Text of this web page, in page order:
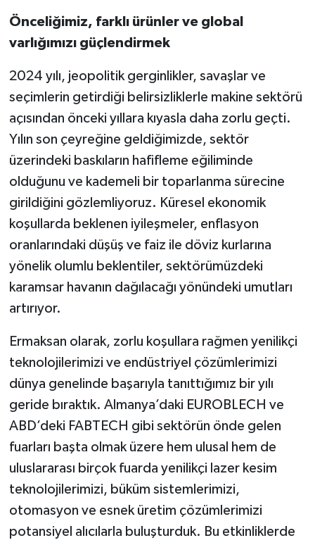
Önceliğimiz, farklı ürünler ve global
varlığımızı güçlendirmek
2024 yılı, jeopolitik gerginlikler, savaşlar ve
seçimlerin getirdiği belirsizliklerle makine sektörü
açısından önceki yıllara kıyasla daha zorlu geçti.
Yılın son çeyreğine geldiğimizde, sektör
üzerindeki baskıların hafifleme eğiliminde
olduğunu ve kademeli bir toparlanma sürecine
girildiğini gözlemliyoruz. Küresel ekonomik
koşullarda beklenen iyileşmeler, enflasyon
oranlarındaki düşüş ve faiz ile döviz kurlarına
yönelik olumlu beklentiler, sektörümüzdeki
karamsar havanın dağılacağı yönündeki umutları
artırıyor.
Ermaksan olarak, zorlu koşullara rağmen yenilikçi
teknolojilerimizi ve endüstriyel çözümlerimizi
dünya genelinde başarıyla tanıttığımız bir yılı
geride bıraktık. Almanya’daki EUROBLECH ve
ABD’deki FABTECH gibi sektörün önde gelen
fuarları başta olmak üzere hem ulusal hem de
uluslararası birçok fuarda yenilikçi lazer kesim
teknolojilerimizi, büküm sistemlerimizi,
otomasyon ve esnek üretim çözümlerimizi
potansiyel alıcılarla buluşturduk. Bu etkinliklerde